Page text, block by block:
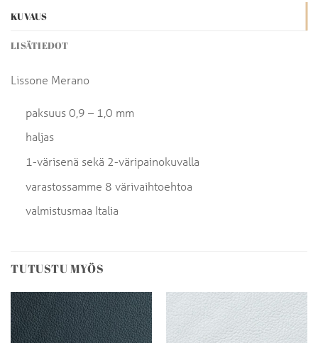
KUVAUS
LISÄTIEDOT
Lissone Merano
paksuus 0,9 – 1,0 mm
haljas
1-värisenä sekä 2-väripainokuvalla
varastossamme 8 värivaihtoehtoa
valmistusmaa Italia
TUTUSTU MYÖS